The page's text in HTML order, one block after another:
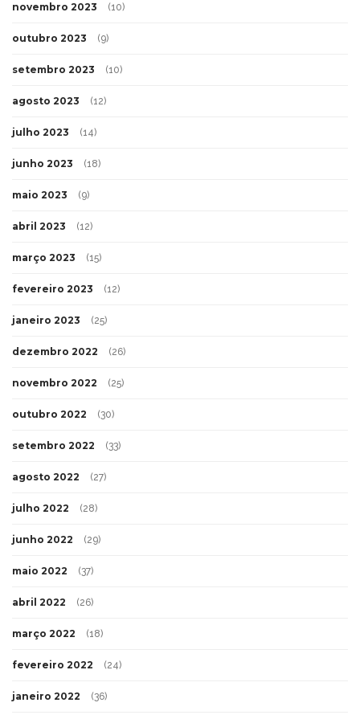
novembro 2023 (10)
outubro 2023 (9)
setembro 2023 (10)
agosto 2023 (12)
julho 2023 (14)
junho 2023 (18)
maio 2023 (9)
abril 2023 (12)
março 2023 (15)
fevereiro 2023 (12)
janeiro 2023 (25)
dezembro 2022 (26)
novembro 2022 (25)
outubro 2022 (30)
setembro 2022 (33)
agosto 2022 (27)
julho 2022 (28)
junho 2022 (29)
maio 2022 (37)
abril 2022 (26)
março 2022 (18)
fevereiro 2022 (24)
janeiro 2022 (36)